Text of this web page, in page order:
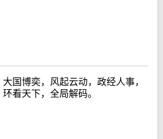
大国博奕，风起云动，政经人事，
环看天下，全局解码。